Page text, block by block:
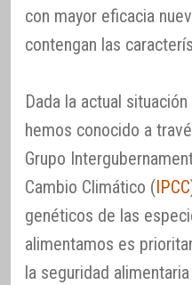
con mayor eficacia
contengan las
Dada la actual
hemos conocido a
Grupo
Cambio Climático (IPCC
genéticos de las
alimentamos es
la seguridad